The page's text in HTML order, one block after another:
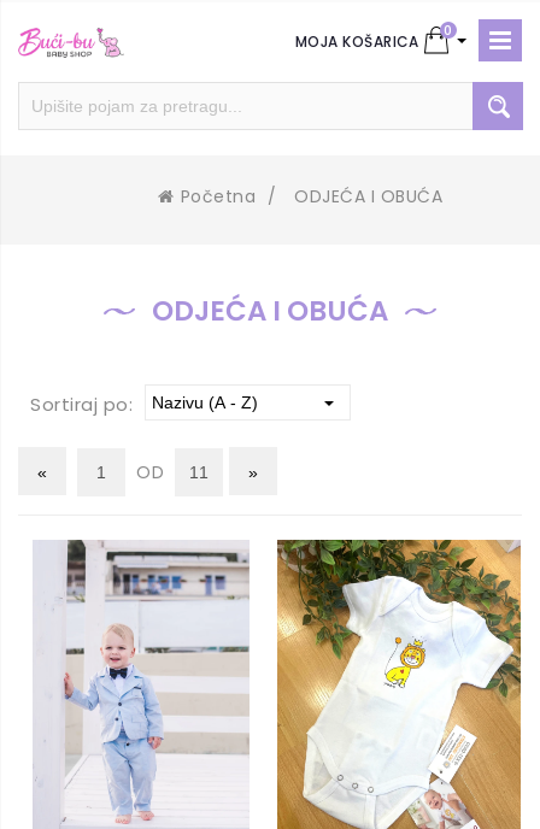
MOJA KOŠARICA
0
Početna / ODJEĆA I OBUĆA
ODJEĆA I OBUĆA
Sortiraj po:
OD